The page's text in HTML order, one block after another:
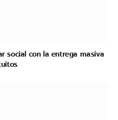
social con la entrega masiva